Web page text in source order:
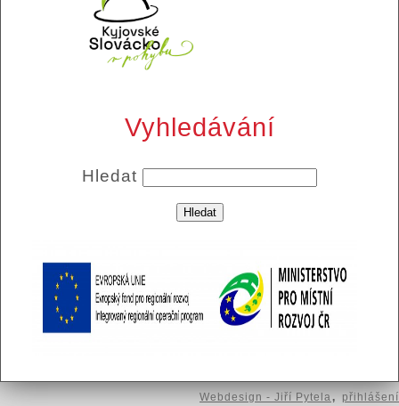
Vyhledávání
Hledat
Webdesign - Jiří Pytela,přihlášení